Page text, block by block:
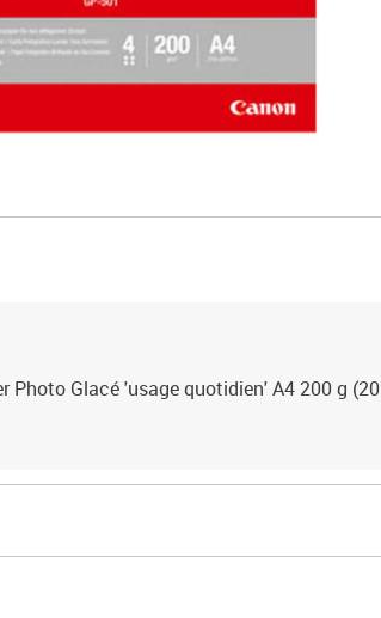
Photo Glacé 'usage quotidien' A4 200 g (20